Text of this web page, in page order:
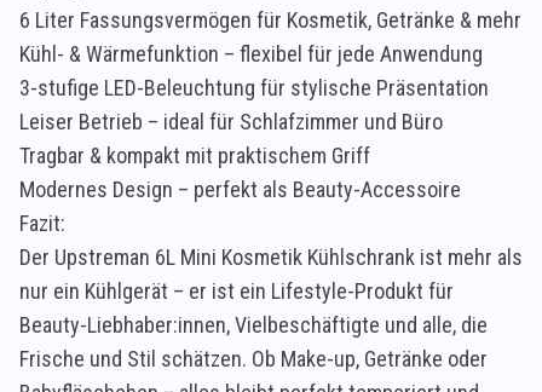
6 Liter Fassungsvermögen für Kosmetik, Getränke & mehr
Kühl- & Wärmefunktion – flexibel für jede Anwendung
3-stufige LED-Beleuchtung für stylische Präsentation
Leiser Betrieb – ideal für Schlafzimmer und Büro
Tragbar & kompakt mit praktischem Griff
Modernes Design – perfekt als Beauty-Accessoire
Fazit:
Der Upstreman 6L Mini Kosmetik Kühlschrank ist mehr als
nur ein Kühlgerät – er ist ein Lifestyle-Produkt für
Beauty-Liebhaber:innen, Vielbeschäftigte und alle, die
Frische und Stil schätzen. Ob Make-up, Getränke oder